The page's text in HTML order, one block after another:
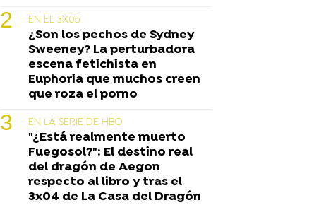
EN EL 3X05
¿Son los pechos de Sydney
Sweeney? La perturbadora
escena fetichista en
Euphoria que muchos creen
que roza el porno
EN LA SERIE DE HBO
"¿Está realmente muerto
Fuegosol?": El destino real
del dragón de Aegon
respecto al libro y tras el
3x04 de La Casa del Dragón